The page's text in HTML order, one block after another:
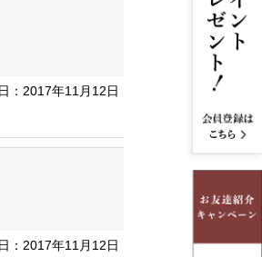
：2017年11月12日
：2017年11月12日